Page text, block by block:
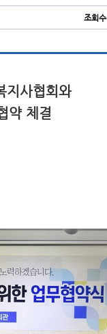
조회수
지사협회와
약 체결